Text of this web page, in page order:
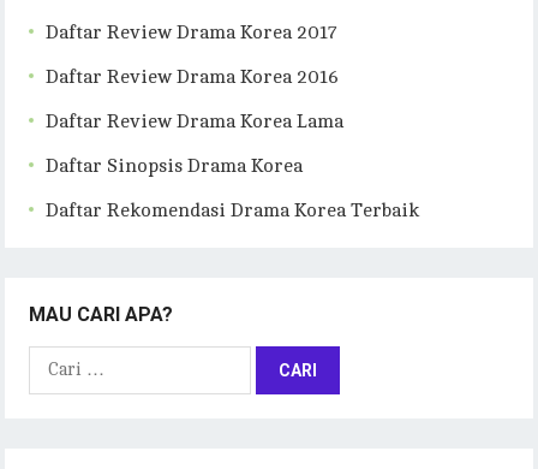
Daftar Review Drama Korea 2017
Daftar Review Drama Korea 2016
Daftar Review Drama Korea Lama
Daftar Sinopsis Drama Korea
Daftar Rekomendasi Drama Korea Terbaik
MAU CARI APA?
Cari